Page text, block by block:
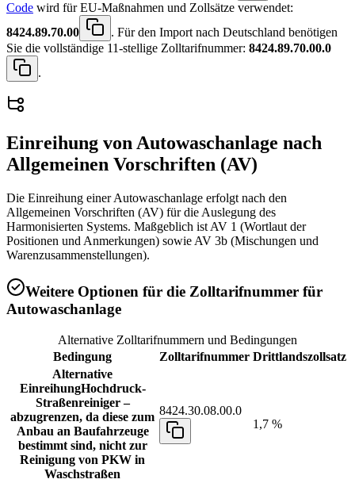
Code wird für EU-Maßnahmen und Zollsätze verwendet:
8424.89.70.00
. Für den Import nach Deutschland benötigen
Sie die vollständige 11-stellige Zolltarifnummer: 8424.89.70.00.0
.
Einreihung vonAutowaschanlage nach
Allgemeinen Vorschriften (AV)
Die Einreihung einer Autowaschanlage erfolgt nach den
Allgemeinen Vorschriften (AV) für die Auslegung des
Harmonisierten Systems. Maßgeblich ist AV 1 (Wortlaut der
Positionen und Anmerkungen) sowie AV 3b (Mischungen und
Warenzusammenstellungen).
Weitere Optionen für die Zolltarifnummer für
Autowaschanlage
Alternative Zolltarifnummern und Bedingungen
Bedingung
Zolltarifnummer Drittlandszollsatz
Alternative
EinreihungHochdruck-
Straßenreiniger –
abzugrenzen, da diese zum
Anbau an Baufahrzeuge
bestimmt sind, nicht zur
Reinigung von PKW in
Waschstraßen
8424.30.08.00.0
1,7 %